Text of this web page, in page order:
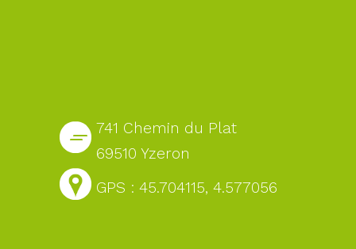
741 Chemin du Plat
69510 Yzeron
GPS : 45.704115, 4.577056